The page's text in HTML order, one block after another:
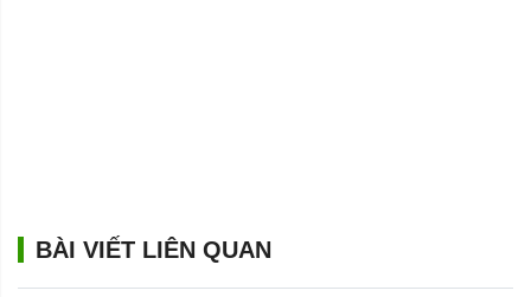
BÀI VIẾT LIÊN QUAN